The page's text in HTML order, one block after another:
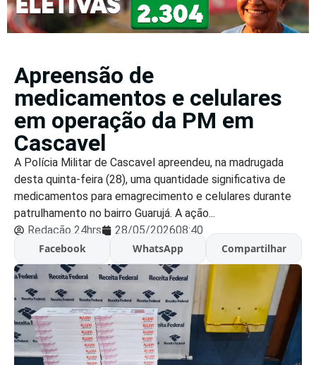
Apreensão de
medicamentos e celulares
em operação da PM em
Cascavel
A Polícia Militar de Cascavel apreendeu, na madrugada
desta quinta-feira (28), uma quantidade significativa de
medicamentos para emagrecimento e celulares durante
patrulhamento no bairro Guarujá. A ação...
Redação 24hrs
28/05/202608:40
Facebook
WhatsApp Compartilhar